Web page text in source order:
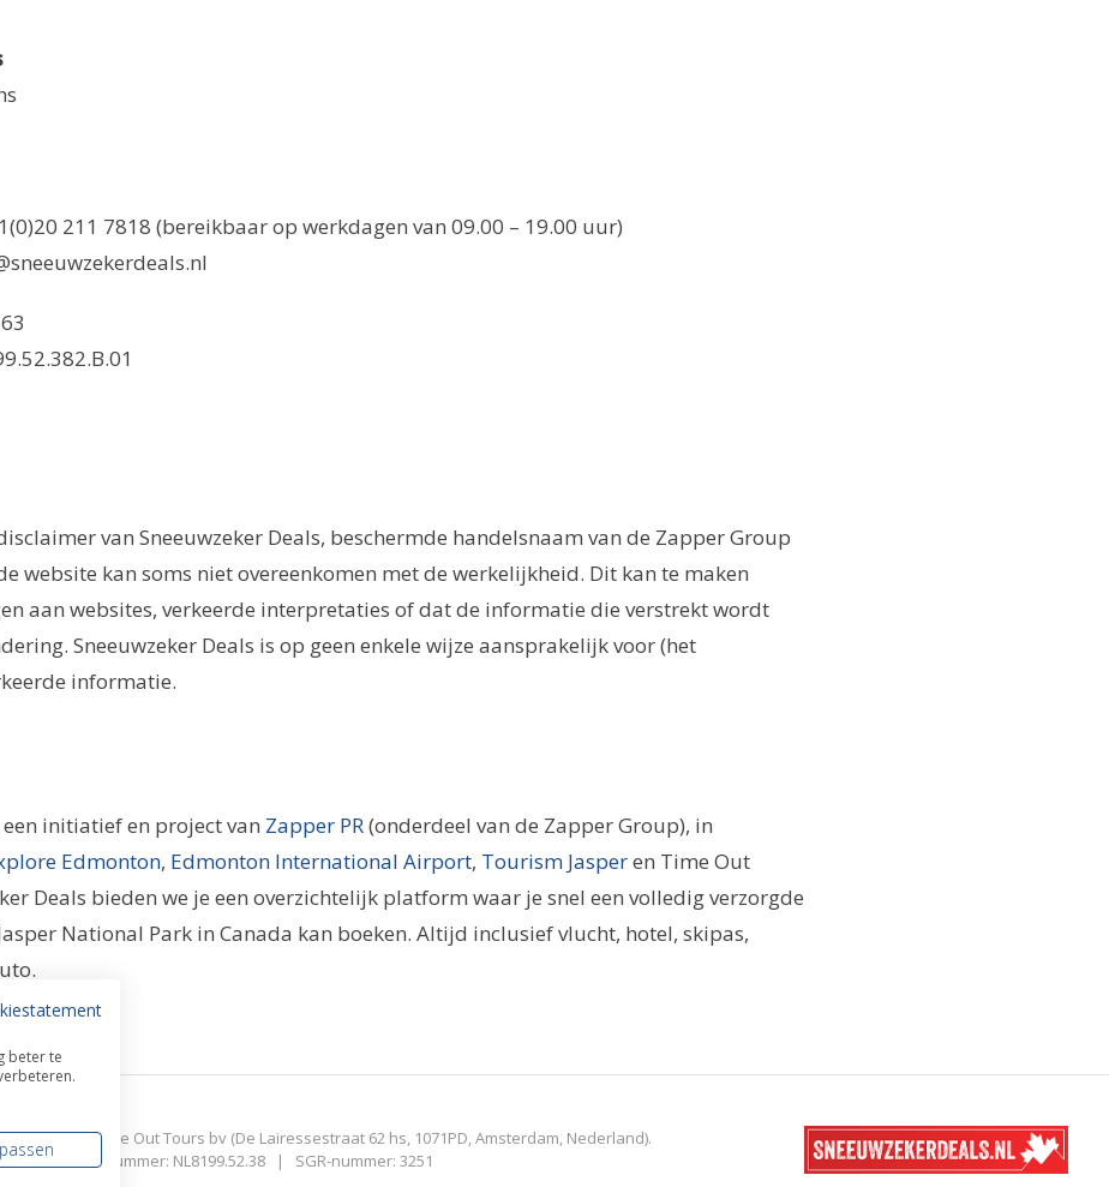
211 7818 (bereikbaar op werkdagen van 09.00 – 19.00 uur)
van Sneeuwzeker Deals, beschermde handelsnaam van de Zapper Group
website kan soms niet overeenkomen met de werkelijkheid. Dit kan te maken
aan websites, verkeerde interpretaties of dat de informatie die verstrekt wordt
Sneeuwzeker Deals is op geen enkele wijze aansprakelijk voor (het
informatie.
een initiatief en project van Zapper PR(onderdeel van de Zapper Group), in
Edmonton, Edmonton International Airport, Tourism Jasperen Time Out
Deals bieden we je een overzichtelijk platform waar je snel een volledig verzorgde
National Park in Canada kan boeken. Altijd inclusief vlucht, hotel, skipas,
door Time Out Tours bv (De Lairessestraat 62 hs, 1071PD, Amsterdam, Nederland).
| BTW-nummer: NL8199.52.38 | SGR-nummer: 3251
beter te